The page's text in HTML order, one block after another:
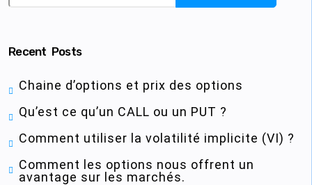
Recent Posts
Chaine d’options et prix des options
Qu’est ce qu’un CALL ou un PUT ?
Comment utiliser la volatilité implicite (VI) ?
Comment les options nous offrent un
avantage sur les marchés.